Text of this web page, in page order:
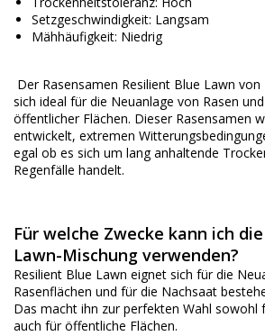
Setzgeschwindigkeit: Langsam
Mähhäufigkeit: Niedrig
Der Rasensamen Resilient Blue Lawn
sich ideal für die Neuanlage von Rasen
öffentlicher Flächen. Dieser Rasensamen
entwickelt, extremen
egal ob es sich um lang anhaltende
Regenfälle handelt.
Für welche Zwecke kann ich
Lawn-Mischung verwenden?
Resilient Blue Lawn eignet sich für die
Rasenflächen und für die Nachsaat
Das macht ihn zur perfekten Wahl sowohl
auch für öffentliche Flächen.